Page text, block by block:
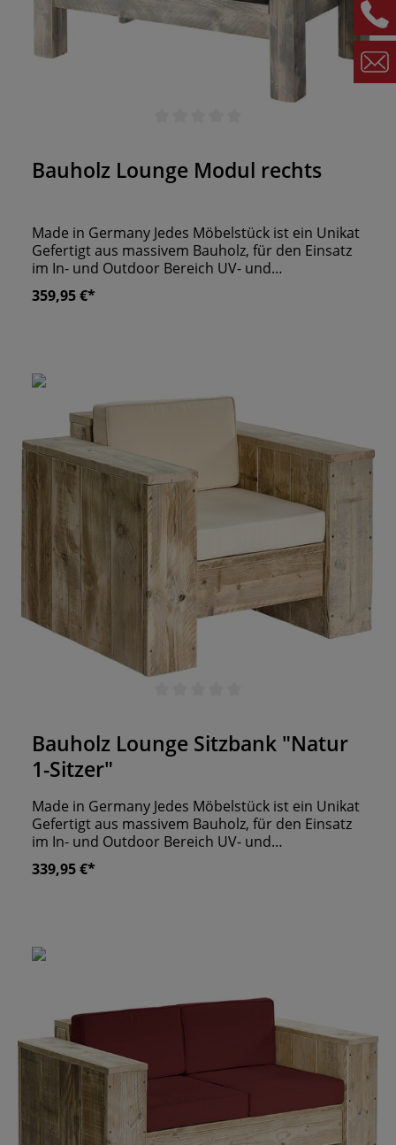
Bauholz Lounge Modul rechts
Made in Germany Jedes Möbelstück ist ein Unikat
Gefertigt aus massivem Bauholz, für den Einsatz
im In- und Outdoor Bereich UV- und
Wetterbeständig
359,95 €*
Bauholz Lounge Sitzbank "Natur
1-Sitzer"
Made in Germany Jedes Möbelstück ist ein Unikat
Gefertigt aus massivem Bauholz, für den Einsatz
im In- und Outdoor Bereich UV- und
Wetterbeständig
339,95 €*